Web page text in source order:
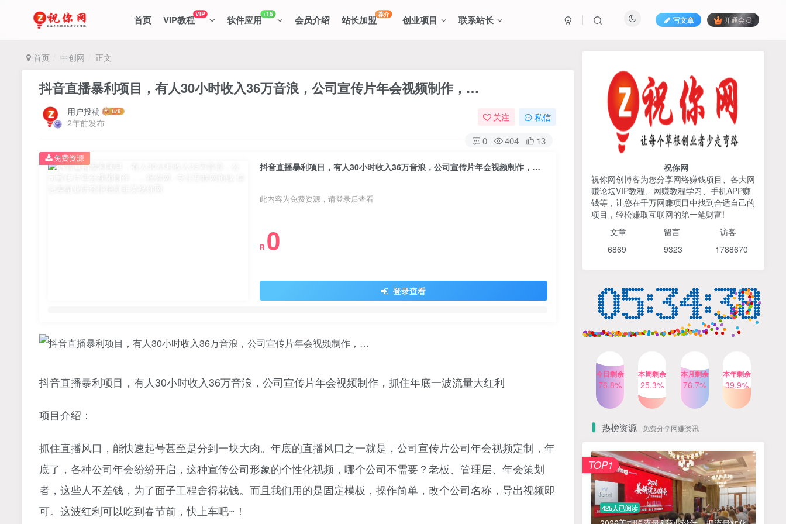
首页 VIP教程VIP 软件应用+15 会员介绍 站长加盟荐介 创业项目 联系站长 写文章 开通会员
首页 中创网 正文
抖音直播暴利项目，有人30小时收入36万音浪，公司宣传片年会视频制作，…
用户投稿
2年前发布
关注 私信
0 404 13
抖音直播暴利项目，有人30小时收入36万音浪，公司宣传片年会视频制作，…
此内容为免费资源，请登录后查看
R 0
登录查看
免费资源
抖音直播暴利项目，有人30小时收入36万音浪，公司宣传片年会视频制作，抓住年底一波流量大红利
项目介绍：
抓住直播风口，能快速起号甚至是分到一块大肉。年底的直播风口之一就是，公司宣传片公司年会视频定制，年
底了，各种公司年会纷纷开启，这种宣传公司形象的个性化视频，哪个公司不需要？老板、管理层、年会策划
者，这些人不差钱，为了面子工程舍得花钱。而且我们用的是固定模板，操作简单，改个公司名称，导出视频即
可。这波红利可以吃到春节前，快上车吧~！
425人已阅读
2026姜胡说流量&商业设计，把流量转化
为留量，设计自己的商业模...
TOP1
AI编程出海实战课：10分钟
速建AI网站+支付登陆对接，
掌握出海全流程
6个月前 425人已阅读
TOP2
货，以混剪为主，不需要真
小红书笔记带货课，流量电
商新机会，抓住小红书的流
量红利(更新26年2月)
5个月前 419人已阅读
TOP4
公众号流量主之星座盘点赛
TOP5
AI商业编程智能体开发课：
掌握LangChain+LangGraph
构建多智能体协同架构的核
4个月前 417人已阅读
TOP6
1 ? 零加盟费｜红颜搭全国城市代理商招募正式启动！
淘宝天猫盈利突破特训营25年12月线下课，系统性的深度剖析电商企业经营之道，打造电商标准化运营体系
3 抓亚马逊漏洞，免去店铺月租，一个流量大竞争小，让你有机会成大卖的赛道
祝你网
祝你网创博客为您分享网络赚钱项目、各大网
赚论坛VIP教程、网赚教程学习、手机APP赚
钱等，让您在千万网赚项目中找到合适自己的
项目，轻松赚取互联网的第一笔财富!
文章 留言 访客
6869 9323 1788670
今日剩余
76.8%
本周剩余
25.3%
本月剩余
76.7%
本年剩余
39.9%
热榜资源 免费分享网赚资讯
425人已阅读
TOP1